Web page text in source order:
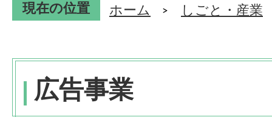
現在の位置 ホーム しごと・産業
広告事業